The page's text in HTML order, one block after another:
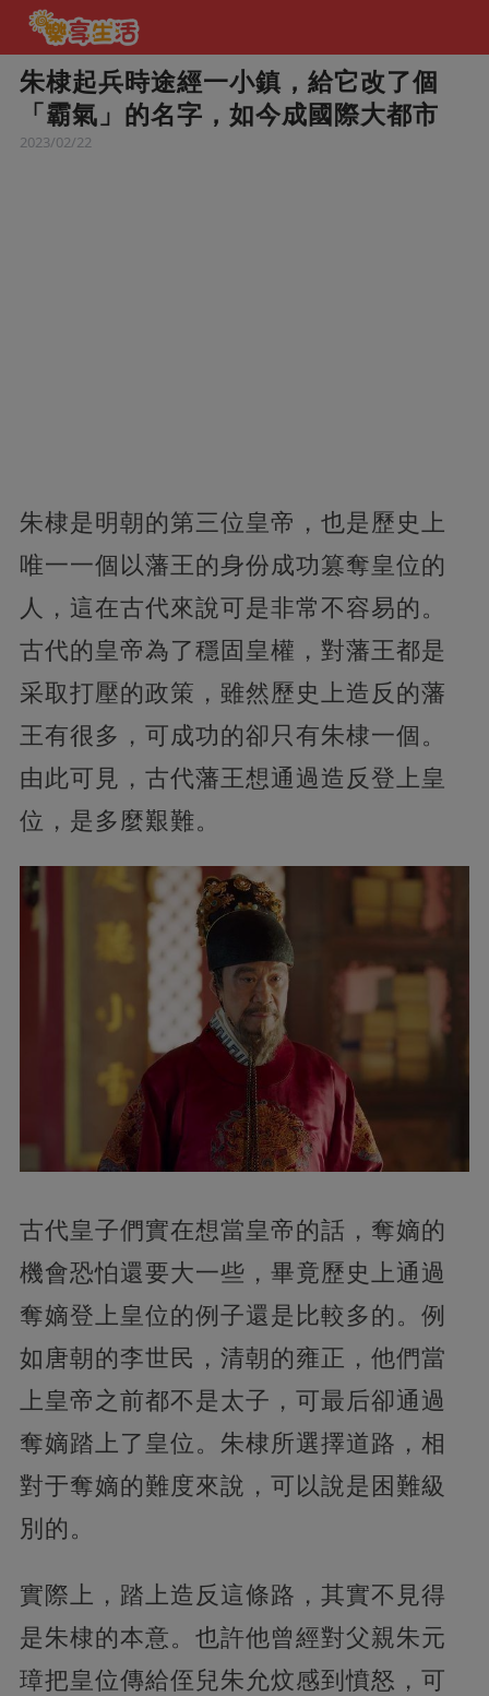
朱棣起兵時途經一小鎮，給它改了個
「霸氣」的名字，如今成國際大都市
2023/02/22
朱棣是明朝的第三位皇帝，也是歷史上
唯一一個以藩王的身份成功篡奪皇位的
人，這在古代來說可是非常不容易的。
古代的皇帝為了穩固皇權，對藩王都是
采取打壓的政策，雖然歷史上造反的藩
王有很多，可成功的卻只有朱棣一個。
由此可見，古代藩王想通過造反登上皇
位，是多麼艱難。
古代皇子們實在想當皇帝的話，奪嫡的
機會恐怕還要大一些，畢竟歷史上通過
奪嫡登上皇位的例子還是比較多的。例
如唐朝的李世民，清朝的雍正，他們當
上皇帝之前都不是太子，可最后卻通過
奪嫡踏上了皇位。朱棣所選擇道路，相
對于奪嫡的難度來說，可以說是困難級
別的。
實際上，踏上造反這條路，其實不見得
是朱棣的本意。也許他曾經對父親朱元
璋把皇位傳給侄兒朱允炆感到憤怒，可